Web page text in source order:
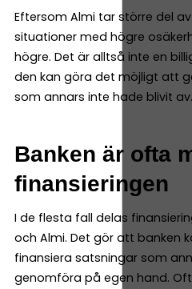
Eftersom Almi tar större del
situationer med högre
högre. Det är alltså inte en
den kan göra det möjligt att
som annars inte hade blivit av.
Banken är ofta
finansieringen
I de flesta fall delas
och Almi. Det gör att banken
finansiera satsningar som
genomföra på egen hand.